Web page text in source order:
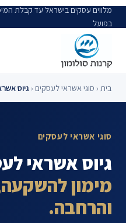
מלווים עסקים בישראל עד קבלת
בפועל
בית ‹ סוגי אשראי לעסקים ‹ גיוס
סוגי אשראי לעסקים
גיוס אשראי
מימון
והרחבה.